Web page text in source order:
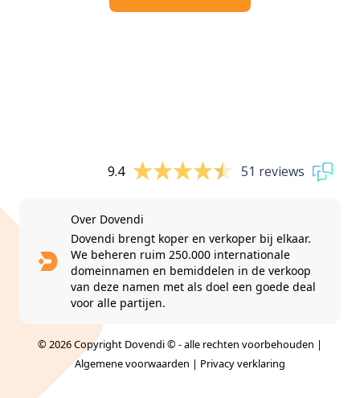
9.4 51 reviews
Over Dovendi
Dovendi brengt koper en verkoper bij elkaar.
We beheren ruim 250.000 internationale
domeinnamen en bemiddelen in de verkoop
van deze namen met als doel een goede deal
voor alle partijen.
© 2026 Copyright Dovendi © - alle rechten voorbehouden |
Algemene voorwaarden | Privacy verklaring